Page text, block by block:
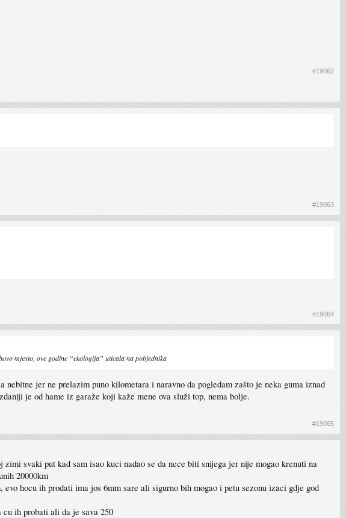
#19062
#19063
#19064
mjesto, ove godine “ekologija” uticala na pobjednika
jer ne prelazim puno kilometara i naravno da pogledam zašto je neka guma iznad
je od hame iz garaže koji kaže mene ova služi top, nema bolje.
#19065
svaki put kad sam isao kuci nadao se da nece biti snijega jer nije mogao krenuti na
20000km
hocu ih prodati ima jos 6mm sare ali sigurno bih mogao i petu sezonu izaci gdje god
ih probati ali da je sava 250